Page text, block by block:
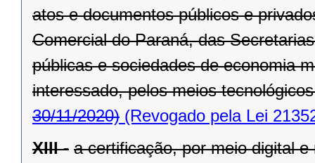
atos e documentos públicos e
Comercial do Paraná, das
públicas e sociedades de economia
interessado, pelos meios
30/11/2020) (Revogado pela Lei
XIII - a certificação, por meio digital